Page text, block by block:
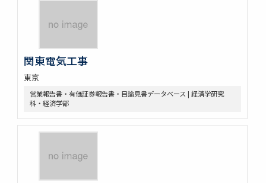
関東電気工事
東京
営業報告書・有価証券報告書・目論見書データベース | 経済学研究
科・経済学部